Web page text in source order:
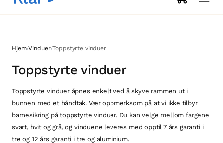
Hjem›Vinduer›Toppstyrte vinduer
Toppstyrte vinduer
Toppstyrte vinduer åpnes enkelt ved å skyve rammen ut i
bunnen med et håndtak. Vær oppmerksom på at vi ikke tilbyr
barnesikring på toppstyrte vinduer. Du kan velge mellom fargene
svart, hvit og grå, og vinduene leveres med opptil 7 års garanti i
tre og 12 års garanti i tre og aluminium.